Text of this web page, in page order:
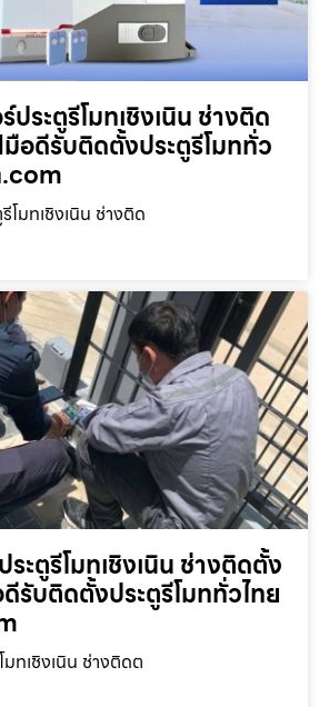
ประตูรีโมทเชิงเนิน ช่างติด
อดีรับติดตั้งประตูรีโมททั่ว
.com
โมทเชิงเนิน ช่างติด
ระตูรีโมทเชิงเนิน ช่างติดตั้ง
รับติดตั้งประตูรีโมททั่วไทย
มทเชิงเนิน ช่างติดต